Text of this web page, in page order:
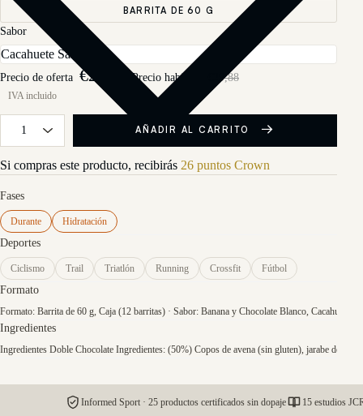
BARRITA DE 60 G
Sabor
Precio de oferta €26,89 Precio habitual €29,88
AÑADIR AL CARRITO
Si compras este producto, recibirás 26 puntos Crown
Fases
Durante Hidratación
Deportes
Ciclismo Trail Triatlón Running Crossfit Fútbol
Formato
Formato: Barrita de 60 g, Caja (12 barritas) · Sabor: Banana y Chocolate Blanco, Cacahuete
Ingredientes
Ingredientes Doble Chocolate Ingredientes: (50%) Copos de avena (sin gluten), jarabe de
Informed Sport · 25 productos certificados sin dopaje 15 estudios